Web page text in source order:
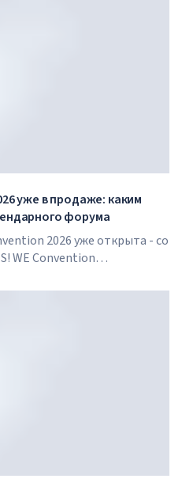
уже в продаже: каким
форума
2026 уже открыта - со
WE Convention
Uptown Dubai и соберет